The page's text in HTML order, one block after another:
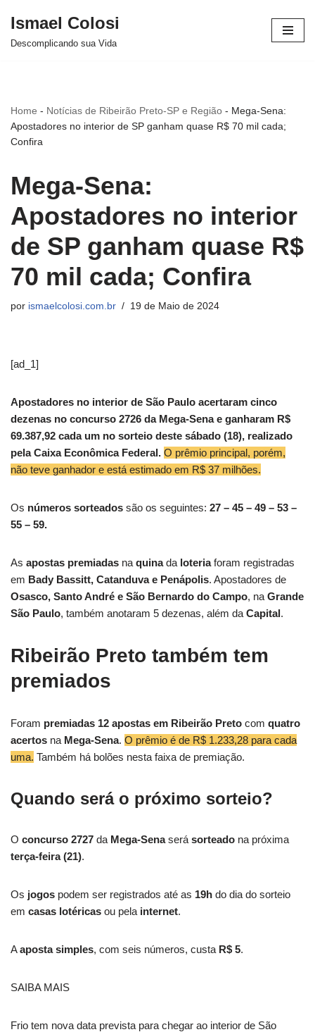
Avançar
Ismael Colosi
Descomplicando sua Vida
Home - Notícias de Ribeirão Preto-SP e Região - Mega-Sena:
Apostadores no interior de SP ganham quase R$ 70 mil cada;
Confira
Mega-Sena:
Apostadores no interior
de SP ganham quase R$
70 mil cada; Confira
por ismaelcolosi.com.br 19 de Maio de 2024
[ad_1]
Apostadores no interior de São Paulo acertaram cinco
dezenas no concurso 2726 da Mega-Sena e ganharam R$
69.387,92 cada um no sorteio deste sábado (18), realizado
pela Caixa Econômica Federal. O prêmio principal, porém,
não teve ganhador e está estimado em R$ 37 milhões.
Os números sorteados são os seguintes: 27 – 45 – 49 – 53 –
55 – 59.
As apostas premiadas na quinada loteriaforam registradas
em Bady Bassitt, Catanduva e Penápolis. Apostadores de
Osasco, Santo André e São Bernardo do Campo, na Grande
São Paulo, também anotaram 5 dezenas, além da Capital.
Ribeirão Preto também tem
premiados
Foram premiadas 12 apostas em Ribeirão Preto com quatro
acertos na Mega-Sena. O prêmio é de R$ 1.233,28 para cada
uma. Também há bolões nesta faixa de premiação.
Quando será o próximo sorteio?
O concurso 2727 da Mega-Senaserá sorteado na próxima
terça-feira (21).
Os jogos podem ser registrados até as 19h do dia do sorteio
em casas lotéricas ou pela internet.
Aaposta simples, com seis números, custa R$ 5.
SAIBA MAIS
Frio tem nova data prevista para chegar ao interior de São